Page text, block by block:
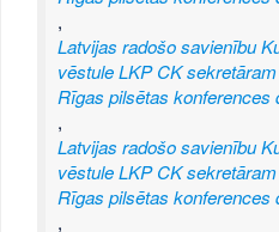
,
Latvijas radošo savienību
vēstule LKP CK
Rīgas pilsētas konferences
,
Latvijas radošo savienību
vēstule LKP CK
Rīgas pilsētas konferences
,